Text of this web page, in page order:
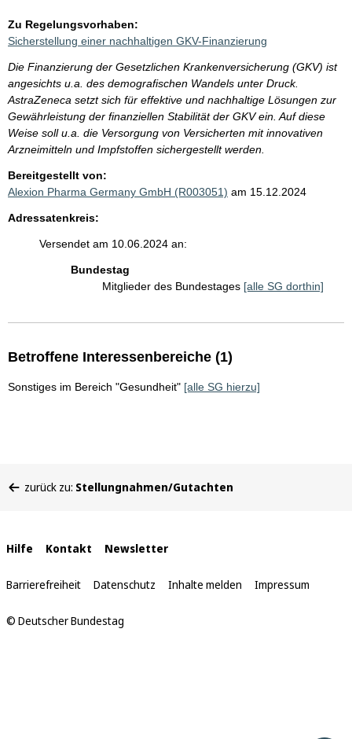
Zu Regelungsvorhaben:
Sicherstellung einer nachhaltigen GKV-Finanzierung
Die Finanzierung der Gesetzlichen Krankenversicherung (GKV) ist
angesichts u.a. des demografischen Wandels unter Druck.
AstraZeneca setzt sich für effektive und nachhaltige Lösungen zur
Gewährleistung der finanziellen Stabilität der GKV ein. Auf diese
Weise soll u.a. die Versorgung von Versicherten mit innovativen
Arzneimitteln und Impfstoffen sichergestellt werden.
Bereitgestellt von:
Alexion Pharma Germany GmbH (R003051) am 15.12.2024
Adressatenkreis:
Versendet am 10.06.2024 an:
Bundestag
Mitglieder des Bundestages [alle SG dorthin]
Betroffene Interessenbereiche (1)
Sonstiges im Bereich "Gesundheit" [alle SG hierzu]
befinden
zurück zu: Stellungnahmen/Gutachten
Interne
Links
Hilfe Kontakt Newsletter
Barrierefreiheit Datenschutz Inhalte melden Impressum
© Deutscher Bundestag